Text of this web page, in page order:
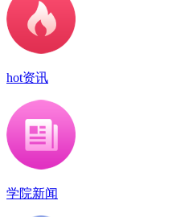
hot资讯
学院新闻